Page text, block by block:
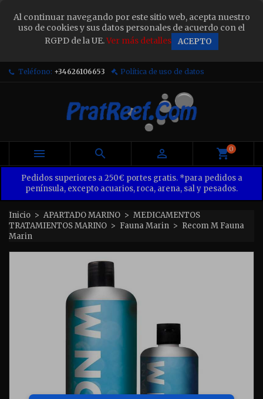
Al continuar navegando por este sitio web, acepta nuestro
uso de cookies y sus datos personales de acuerdo con el
RGPD de la UE.Ver más detalles ACEPTO
Teléfono: +34626106653 Política de uso de datos
   0
Pedidos superiores a 250€ portes gratis. *para pedidos a
península, excepto acuarios, roca, arena, sal y pesados.
Inicio APARTADO MARINO
MEDICAMENTOS
TRATAMIENTOS MARINO
Fauna Marin
Recom M Fauna
Marin
Sign in ×
You need to be logged in to save products in your
wish list.